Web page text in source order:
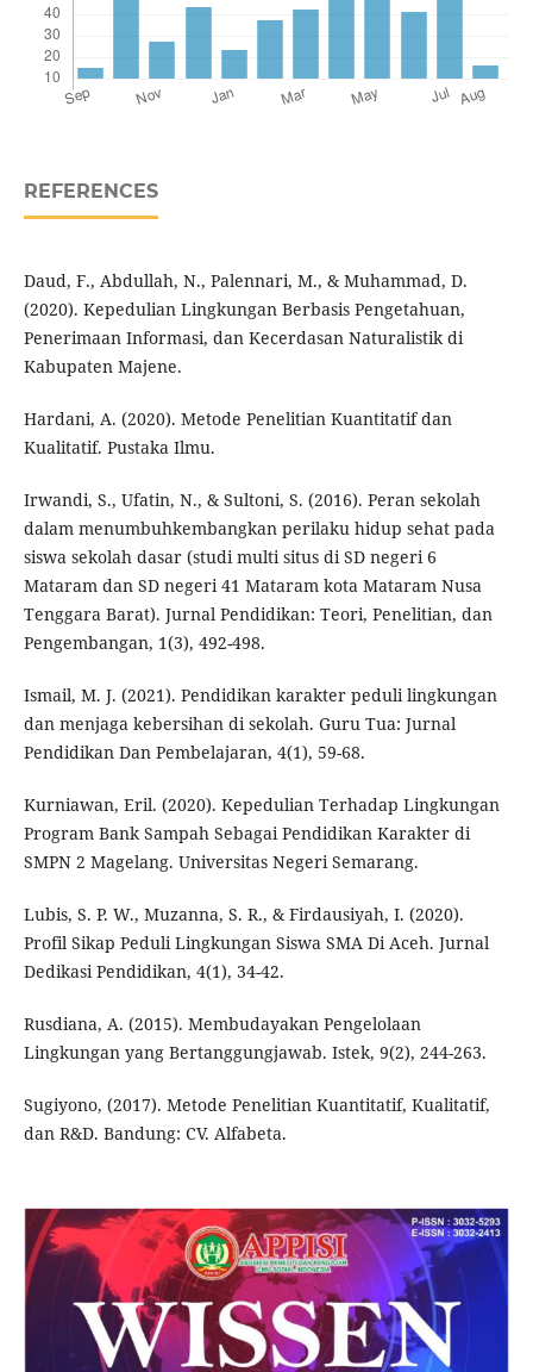
REFERENCES
Daud, F., Abdullah, N., Palennari, M., & Muhammad, D.
(2020). Kepedulian Lingkungan Berbasis Pengetahuan,
Penerimaan Informasi, dan Kecerdasan Naturalistik di
Kabupaten Majene.
Hardani, A. (2020). Metode Penelitian Kuantitatif dan
Kualitatif. Pustaka Ilmu.
Irwandi, S., Ufatin, N., & Sultoni, S. (2016). Peran sekolah
dalam menumbuhkembangkan perilaku hidup sehat pada
siswa sekolah dasar (studi multi situs di SD negeri 6
Mataram dan SD negeri 41 Mataram kota Mataram Nusa
Tenggara Barat). Jurnal Pendidikan: Teori, Penelitian, dan
Pengembangan, 1(3), 492-498.
Ismail, M. J. (2021). Pendidikan karakter peduli lingkungan
dan menjaga kebersihan di sekolah. Guru Tua: Jurnal
Pendidikan Dan Pembelajaran, 4(1), 59-68.
Kurniawan, Eril. (2020). Kepedulian Terhadap Lingkungan
Program Bank Sampah Sebagai Pendidikan Karakter di
SMPN 2 Magelang. Universitas Negeri Semarang.
Lubis, S. P. W., Muzanna, S. R., & Firdausiyah, I. (2020).
Profil Sikap Peduli Lingkungan Siswa SMA Di Aceh. Jurnal
Dedikasi Pendidikan, 4(1), 34-42.
Rusdiana, A. (2015). Membudayakan Pengelolaan
Lingkungan yang Bertanggungjawab. Istek, 9(2), 244-263.
Sugiyono, (2017). Metode Penelitian Kuantitatif, Kualitatif,
dan R&D. Bandung: CV. Alfabeta.